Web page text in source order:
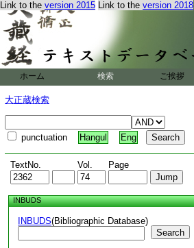
Link to the version 2015 Link to the version 2018
ホーム 検索 ご挨拶
大正蔵検索
punctuation Hangul Eng
TextNo. Vol. Page
INBUDS
INBUDS(Bibliographic Database)
Search